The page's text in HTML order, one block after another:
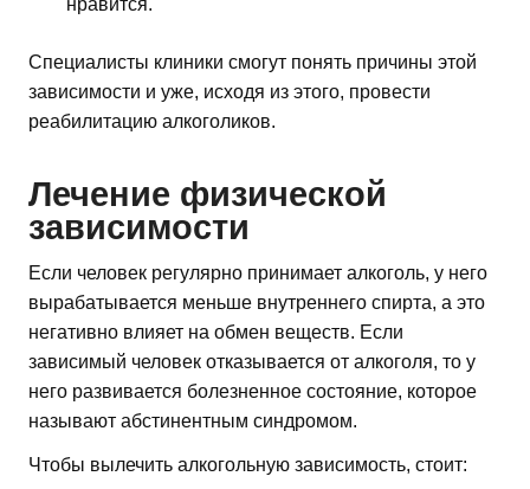
нравится.
Специалисты клиники смогут понять причины этой
зависимости и уже, исходя из этого, провести
реабилитацию алкоголиков.
Лечение физической
зависимости
Если человек регулярно принимает алкоголь, у него
вырабатывается меньше внутреннего спирта, а это
негативно влияет на обмен веществ. Если
зависимый человек отказывается от алкоголя, то у
него развивается болезненное состояние, которое
называют абстинентным синдромом.
Чтобы вылечить алкогольную зависимость, стоит: